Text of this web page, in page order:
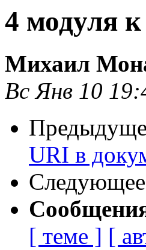
4 модуля
Михаил
Вс Янв 10
URI в
[ теме ] [